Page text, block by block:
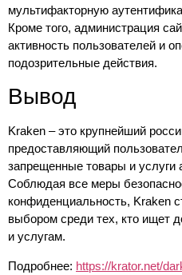
мультифакторную
Кроме того, администрация
активность пользователей и
подозрительные действия.
Вывод
Kraken – это крупнейший
предоставляющий
запрещенные товары и услуги
Соблюдая все меры
конфиденциальность, Kraken
выбором среди тех, кто ищет
и услугам.
Подробнее: https://krator.net/